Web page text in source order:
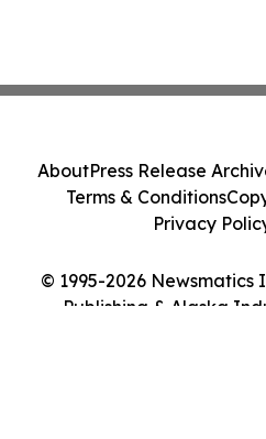
© 1995-2026 Newsmatics
Publishing & Alaska
AboutPress Release
Terms & Conditions
Privacy